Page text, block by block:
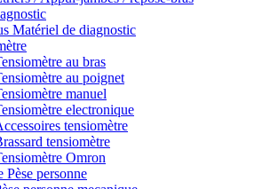
Matériel de diagnostic
au bras
au poignet
manuel
electronique
tensiomètre
tensiomètre
Omron
Pèse personne